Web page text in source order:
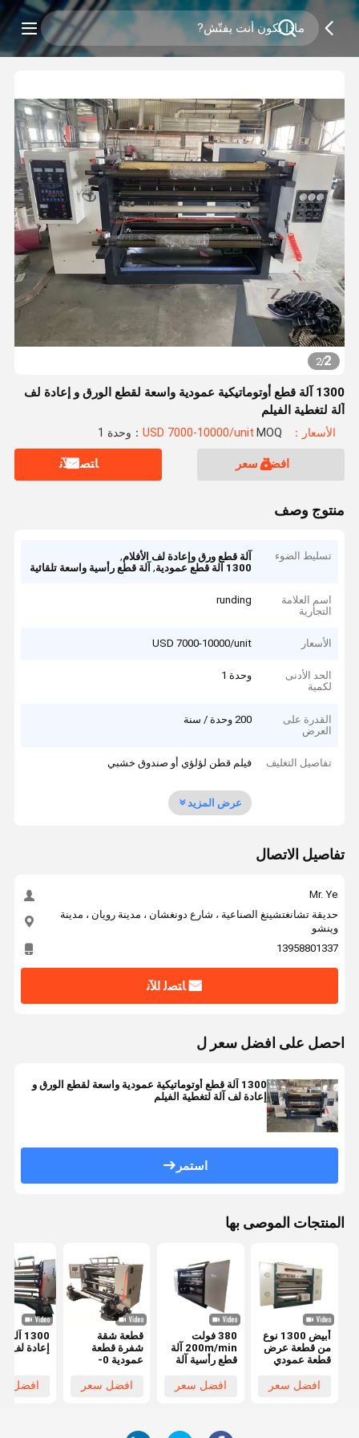
2
/
2
1300 آلة قطع أوتوماتيكية عمودية واسعة لقطع الورق و إعادة لف
آلة لتغطية الفيلم
الأسعار：USD 7000-10000/unit MOQ：وحدة 1
افضل سعر ﺎﺘﺼﻟ ﺍﻶﻧ
منتوج وصف
تسليط الضوء آلة قطع ورق وإعادة لف الأفلام,
1300 آلة قطع عمودية
, آلة قطع رأسية واسعة تلقائية
اسم العلامة
التجارية
runding
الأسعار USD 7000-10000/unit
الحد الأدنى
لكمية
وحدة 1
القدرة على
العرض
200 وحدة / سنة
تفاصيل التغليف فيلم قطن لؤلؤي أو صندوق خشبي
عرض المزيد
تفاصيل الاتصال
Mr. Ye
حديقة تشانغتشينغ الصناعية ، شارع دونغشان ، مدينة رويان ، مدينة
وينشو
13958801337
ﺎﺘﺼﻟ ﺍﻶﻧ
احصل على افضل سعر ل
1300 آلة قطع أوتوماتيكية عمودية واسعة لقطع الورق و
إعادة لف آلة لتغطية الفيلم
استمر
المنتجات الموصى بها
أبيض 1300 نوع
من قطعة عرض
قطعة عمودي
عالية الدقة
افضل سعر
380 فولت
200m/min آلة
قطع رأسية آلة
مركب 460mm
افضل سعر
قطعة شقة
شفرة قطعة
عمودية 0-
سرعة قطع
افضل سعر
1300
إعادة لف
افضل